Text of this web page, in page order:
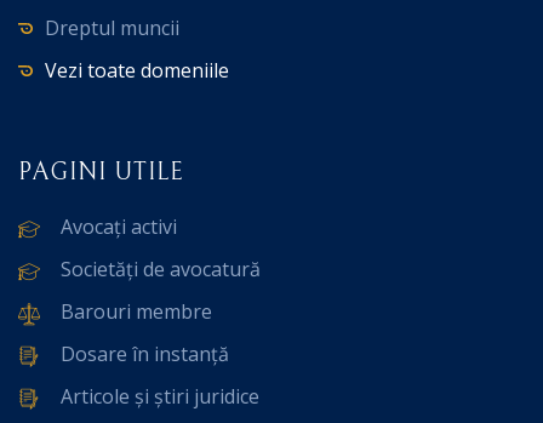
Dreptul muncii
Vezi toate domeniile
PAGINI UTILE
Avocați activi
Societăți de avocatură
Barouri membre
Dosare în instanță
Articole și știri juridice